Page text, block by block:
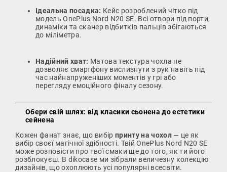
Ідеальна посадка: Кейс розроблений чітко під
модель OnePlus Nord N20 SE. Всі отвори під порти,
динаміки та сканер відбитків пальців збігаються
до міліметра.
Надійний хват: Матова текстура чохла не
дозволяє смартфону вислизнути з рук навіть під
час найнапруженіших моментів у грі або
перегляду емоційного фіналу сезону.
Обери свій шлях: від класики сьонена до естетики
сейнена
Кожен фанат знає, що вибір принту на чохол — це як
вибір своєї магічної здібності. Твій OnePlus Nord N20 SE
може розповісти про твої смаки ще до того, як ти його
розблокуєш. В dikocase ми зібрали величезну колекцію
дизайнів, що охоплюють усі популярні всесвіти.